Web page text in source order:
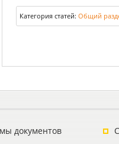
Категория статей: Общий
документов